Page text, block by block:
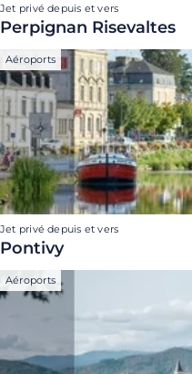
Jet privé depuis et vers
Perpignan Risevaltes
Aéroports
Jet privé depuis et vers
Pontivy
Aéroports